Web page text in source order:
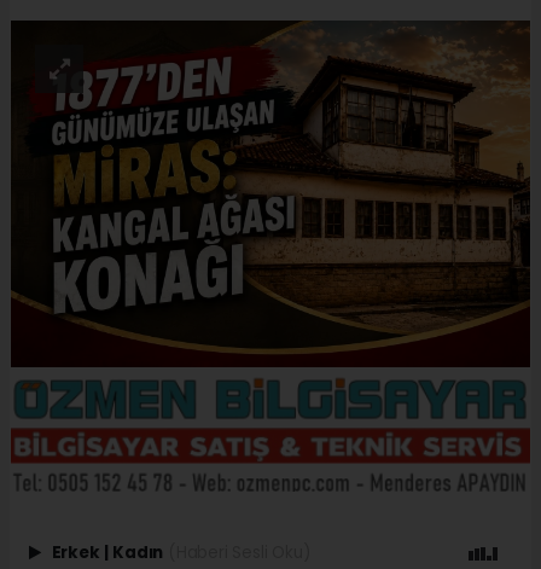
Erkek Kadın